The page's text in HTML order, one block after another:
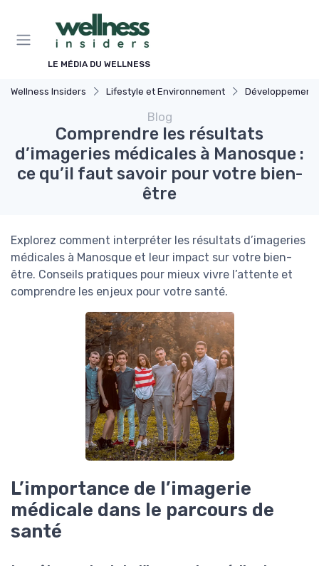
LE MÉDIA DU WELLNESS
Wellness Insiders Lifestyle et Environnement Développement
Blog
Comprendre les résultats
d’imageries médicales à Manosque :
ce qu’il faut savoir pour votre bien-
être
Explorez comment interpréter les résultats d’imageries
médicales à Manosque et leur impact sur votre bien-
être. Conseils pratiques pour mieux vivre l’attente et
comprendre les enjeux pour votre santé.
L’importance de l’imagerie
médicale dans le parcours de
santé